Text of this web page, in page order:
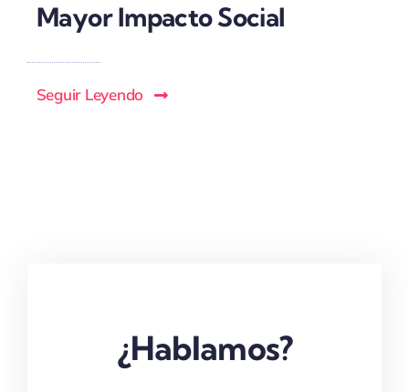
Mayor Impacto Social
Seguir Leyendo
¿Hablamos?